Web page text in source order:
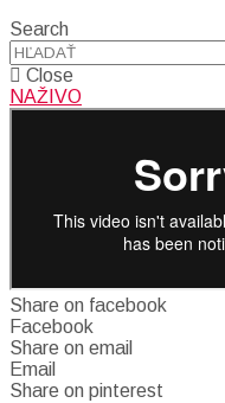
Search
Close
NAŽIVO
Share on facebook
Facebook
Share on email
Email
Share on pinterest